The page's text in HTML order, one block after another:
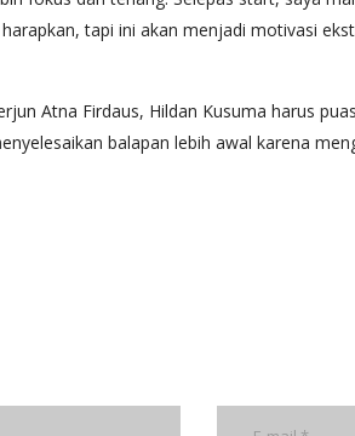
tapi ini akan menjadi motivasi
Atna Firdaus, Hildan Kusuma harus
balapan lebih awal karena